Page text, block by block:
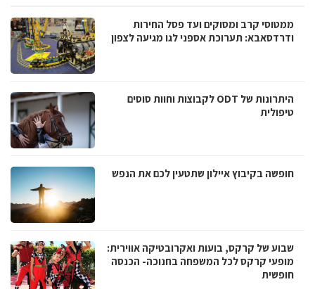
ממטוסי קרב ומסוקים ועד פסל החירות
ודרדסאבא: תערוכת אספני לגו מגיעה לצפון
היתרונות של ODT לקבוצות וחוות סוסים
טיפולית
חופשה בקיבוץ איילון שתטעין לכם את הנפש
שבוע של קרקס, בועות ואקרובטיקה אווירית:
מופעי קרקס לכל המשפחה בחנוכה- הכנסה
חופשית